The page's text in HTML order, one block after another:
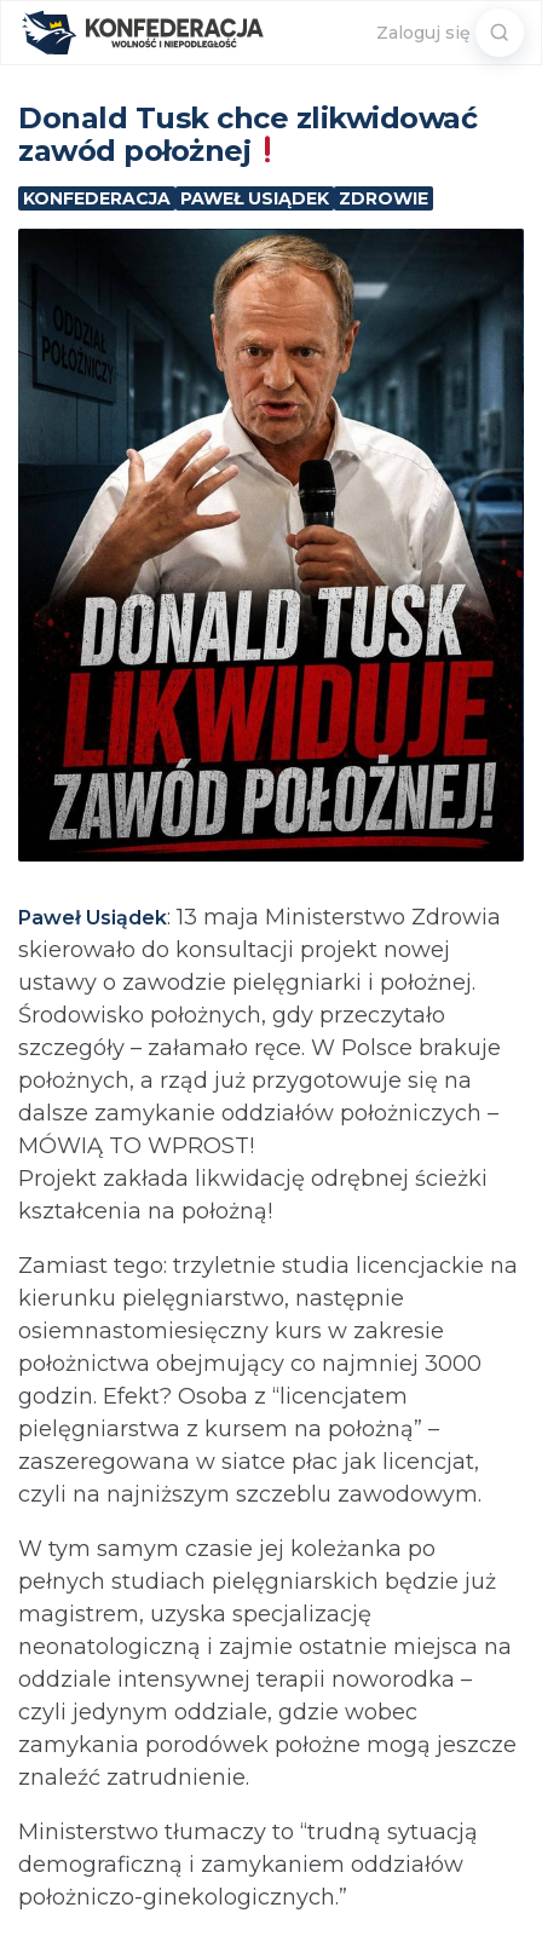
Zaloguj się
Donald Tusk chce zlikwidować
zawód położnej
KONFEDERACJA PAWEŁ USIĄDEK ZDROWIE
Paweł Usiądek: 13 maja Ministerstwo Zdrowia
skierowało do konsultacji projekt nowej
ustawy o zawodzie pielęgniarki i położnej.
Środowisko położnych, gdy przeczytało
szczegóły – załamało ręce. W Polsce brakuje
położnych, a rząd już przygotowuje się na
dalsze zamykanie oddziałów położniczych –
MÓWIĄ TO WPROST!
Projekt zakłada likwidację odrębnej ścieżki
kształcenia na położną!
Zamiast tego: trzyletnie studia licencjackie na
kierunku pielęgniarstwo, następnie
osiemnastomiesięczny kurs w zakresie
położnictwa obejmujący co najmniej 3000
godzin. Efekt? Osoba z “licencjatem
pielęgniarstwa z kursem na położną” –
zaszeregowana w siatce płac jak licencjat,
czyli na najniższym szczeblu zawodowym.
W tym samym czasie jej koleżanka po
pełnych studiach pielęgniarskich będzie już
magistrem, uzyska specjalizację
neonatologiczną i zajmie ostatnie miejsca na
oddziale intensywnej terapii noworodka –
czyli jedynym oddziale, gdzie wobec
zamykania porodówek położne mogą jeszcze
znaleźć zatrudnienie.
Ministerstwo tłumaczy to “trudną sytuacją
demograficzną i zamykaniem oddziałów
położniczo-ginekologicznych.”